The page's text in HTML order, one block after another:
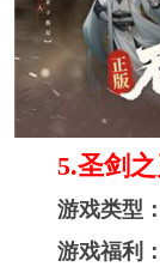
5.圣剑之
游戏类型：
游戏福利：